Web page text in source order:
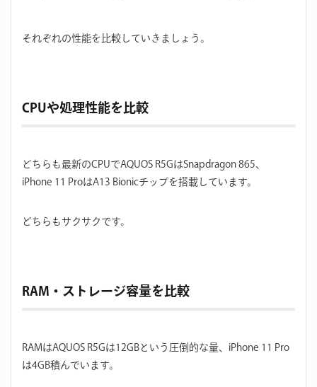
それぞれの性能を比較していきましょう。
CPUや処理性能を比較
どちらも最新のCPUでAQUOS R5GはSnapdragon 865、
iPhone 11 ProはA13 Bionicチップを搭載しています。
どちらもサクサクです。
RAM・ストレージ容量を比較
RAMはAQUOS R5Gは12GBという圧倒的な量、iPhone 11 Pro
は4GB積んでいます。